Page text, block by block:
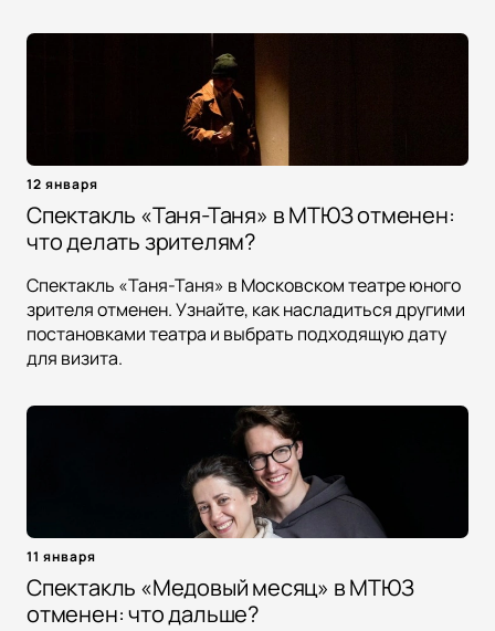
12 января
Спектакль «Таня-Таня» в МТЮЗ отменен:
что делать зрителям?
Спектакль «Таня-Таня» в Московском театре юного
зрителя отменен. Узнайте, как насладиться другими
постановками театра и выбрать подходящую дату
для визита.
11 января
Спектакль «Медовый месяц» в МТЮЗ
отменен: что дальше?